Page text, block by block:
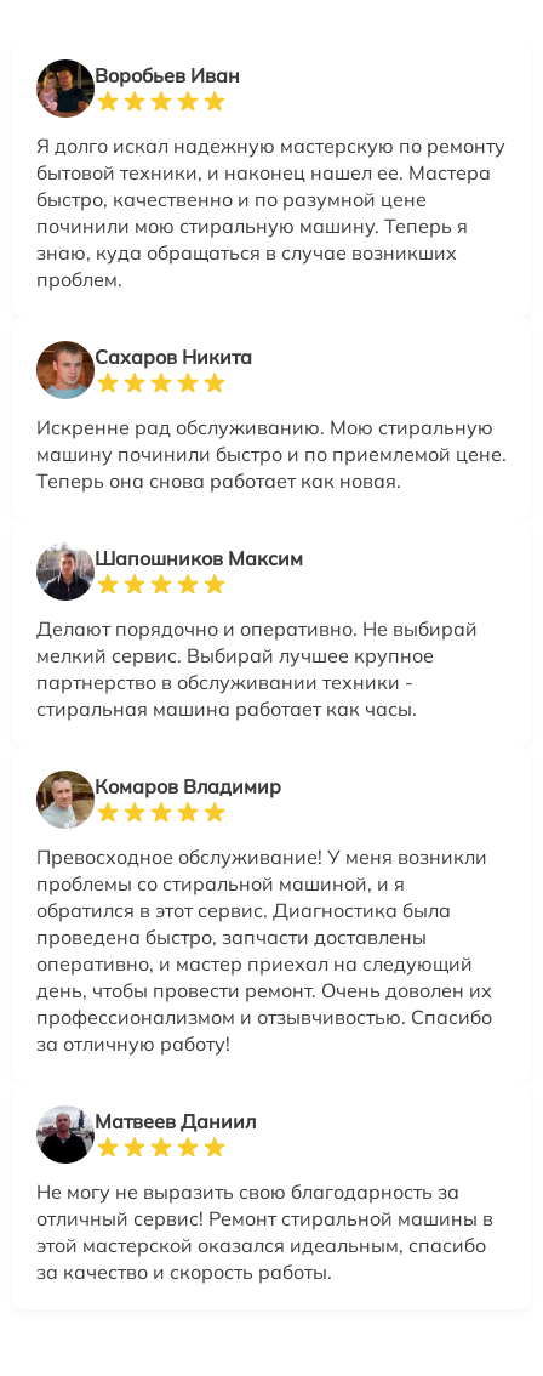
Воробьев Иван
Я долго искал надежную мастерскую по ремонту
бытовой техники, и наконец нашел ее. Мастера
быстро, качественно и по разумной цене
починили мою стиральную машину. Теперь я
знаю, куда обращаться в случае возникших
проблем.
Сахаров Никита
Искренне рад обслуживанию. Мою стиральную
машину починили быстро и по приемлемой цене.
Теперь она снова работает как новая.
Шапошников Максим
Делают порядочно и оперативно. Не выбирай
мелкий сервис. Выбирай лучшее крупное
партнерство в обслуживании техники -
стиральная машина работает как часы.
Комаров Владимир
Превосходное обслуживание! У меня возникли
проблемы со стиральной машиной, и я
обратился в этот сервис. Диагностика была
проведена быстро, запчасти доставлены
оперативно, и мастер приехал на следующий
день, чтобы провести ремонт. Очень доволен их
профессионализмом и отзывчивостью. Спасибо
за отличную работу!
Матвеев Даниил
Не могу не выразить свою благодарность за
отличный сервис! Ремонт стиральной машины в
этой мастерской оказался идеальным, спасибо
за качество и скорость работы.